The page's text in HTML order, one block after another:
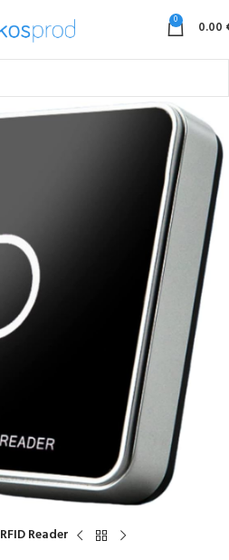
0 0.00
RFID Reader